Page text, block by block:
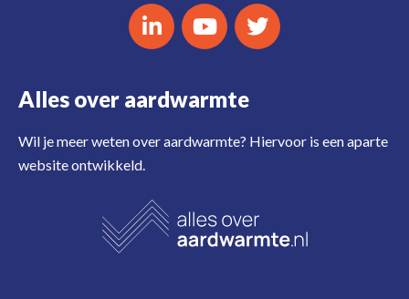
Alles over aardwarmte
Wil je meer weten over aardwarmte? Hiervoor is een aparte
website ontwikkeld.